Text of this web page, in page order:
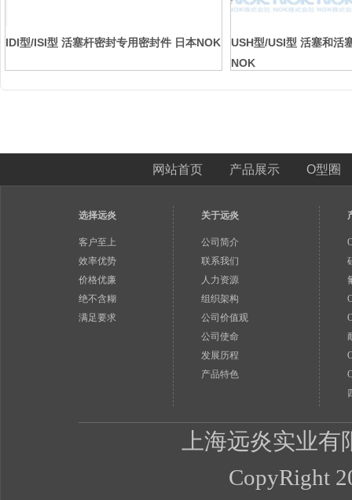
IDI型/ISI型 活塞杆密封专用密封件 日本NOK
USH型/USI型 活塞和活
NOK
网站首页 产品展示 O型圈
选择远炎
客户至上
效率优势
价格优廉
绝不含糊
满足要求
关于远炎
公司简介
联系我们
人力资源
组织架构
公司价值观
公司使命
发展历程
产品特色
上海远炎实业
CopyRight